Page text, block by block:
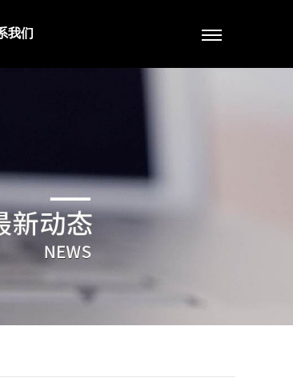
我们